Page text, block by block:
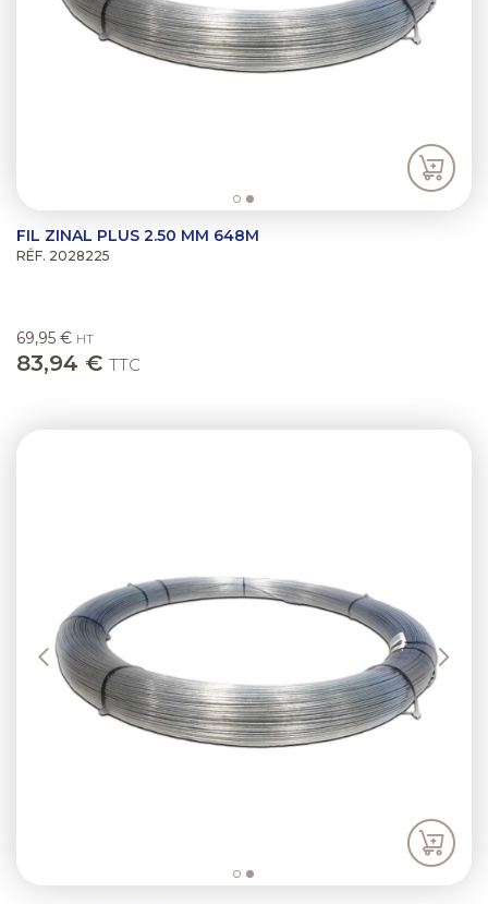
FIL ZINAL PLUS 2.50 MM 648M
RÉF. 2028225
69,95 € HT
83,94 € TTC